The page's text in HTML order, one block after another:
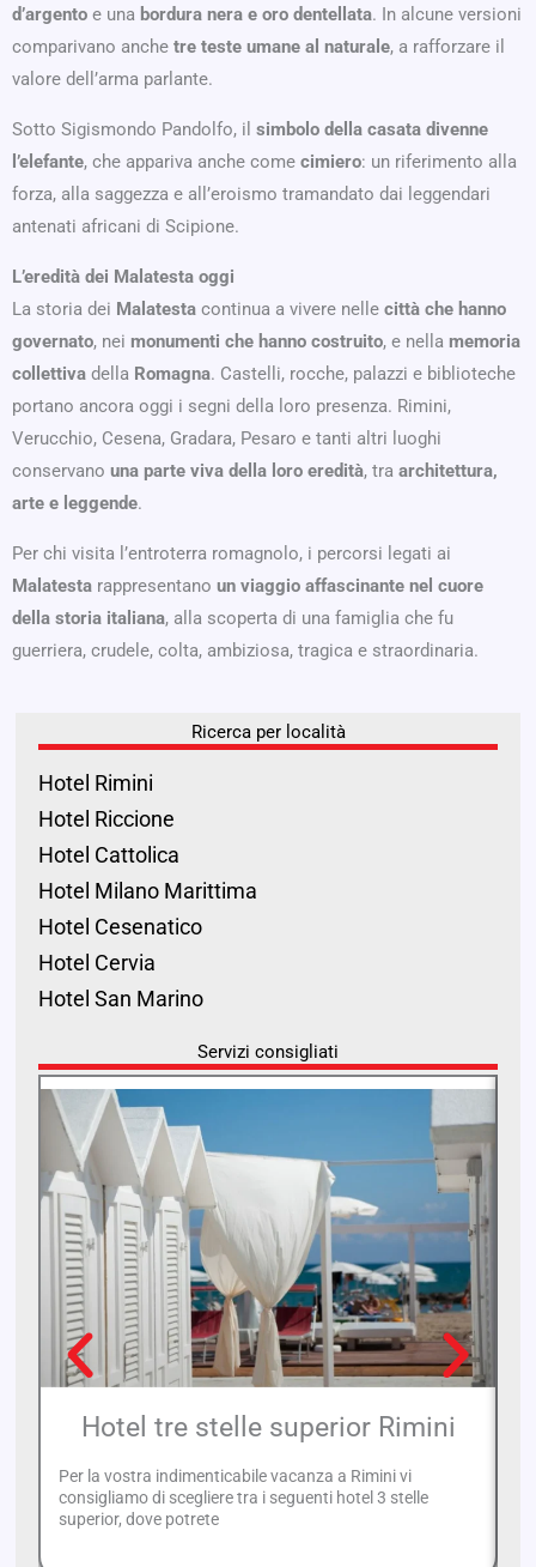
d’argento e una bordura nera e oro dentellata. In alcune versioni
comparivano anche tre teste umane al naturale, a rafforzare il
valore dell’arma parlante.
Sotto Sigismondo Pandolfo, il simbolo della casata divenne
l’elefante, che appariva anche come cimiero: un riferimento alla
forza, alla saggezza e all’eroismo tramandato dai leggendari
antenati africani di Scipione.
L’eredità dei Malatesta oggi
La storia dei Malatesta continua a vivere nelle città che hanno
governato, nei monumenti che hanno costruito, e nella memoria
collettiva della Romagna. Castelli, rocche, palazzi e biblioteche
portano ancora oggi i segni della loro presenza. Rimini,
Verucchio, Cesena, Gradara, Pesaro e tanti altri luoghi
conservano una parte viva della loro eredità, tra architettura,
arte e leggende.
Per chi visita l’entroterra romagnolo, i percorsi legati ai
Malatesta rappresentano un viaggio affascinante nel cuore
della storia italiana, alla scoperta di una famiglia che fu
guerriera, crudele, colta, ambiziosa, tragica e straordinaria.
Ricerca per località
Hotel Rimini
Hotel Riccione
Hotel Cattolica
Hotel Milano Marittima
Hotel Cesenatico
Hotel Cervia
Hotel San Marino
Servizi consigliati
Hotel tre stelle superior Rimini
Per la vostra indimenticabile vacanza a Rimini vi
consigliamo di scegliere tra i seguenti hotel 3 stelle
superior, dove potrete